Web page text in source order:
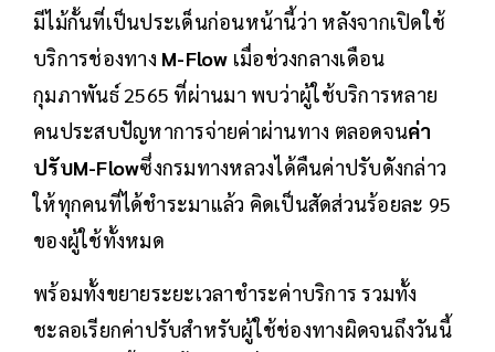
มีไม้กั้นที่เป็นประเด็นก่อนหน้านี้ว่า หลังจากเปิดใช้
บริการช่องทาง M-Flow เมื่อช่วงกลางเดือน
กุมภาพันธ์ 2565 ที่ผ่านมา พบว่าผู้ใช้บริการหลาย
คนประสบปัญหาการจ่ายค่าผ่านทาง ตลอดจนค่า
ปรับM-Flowซึ่งกรมทางหลวงได้คืนค่าปรับดังกล่าว
ให้ทุกคนที่ได้ชำระมาแล้ว คิดเป็นสัดส่วนร้อยละ 95
ของผู้ใช้ทั้งหมด
พร้อมทั้งขยายระยะเวลาชำระค่าบริการ รวมทั้ง
ชะลอเรียกค่าปรับสำหรับผู้ใช้ช่องทางผิดจนถึงวันนี้